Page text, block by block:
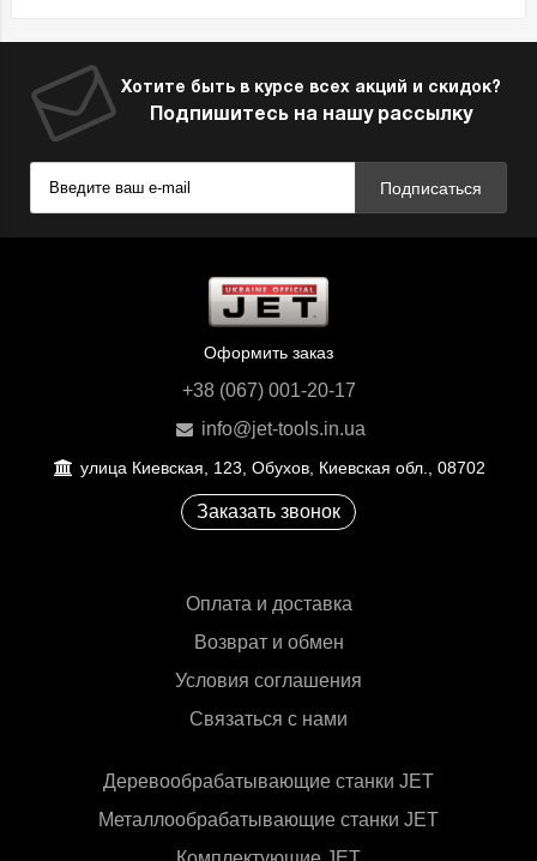
Хотите быть в курсе всех акций и скидок?
Подпишитесь на нашу рассылку
Подписаться
Оформить заказ
+38 (067) 001-20-17
info@jet-tools.in.ua
улица Киевская, 123, Обухов, Киевская обл., 08702
Заказать звонок
Оплата и доставка
Возврат и обмен
Условия соглашения
Связаться с нами
Деревообрабатывающие станки JET
Металлообрабатывающие станки JET